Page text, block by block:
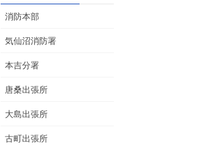
消防本部
気仙沼消防署
本吉分署
唐桑出張所
大島出張所
古町出張所